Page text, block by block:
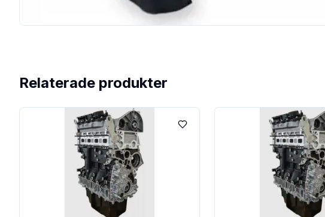
Relaterade produkter
Lägg till i favoriter